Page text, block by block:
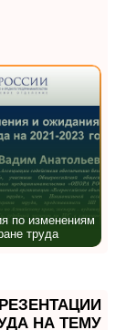
по изменениям
труда
НА ТЕМУ